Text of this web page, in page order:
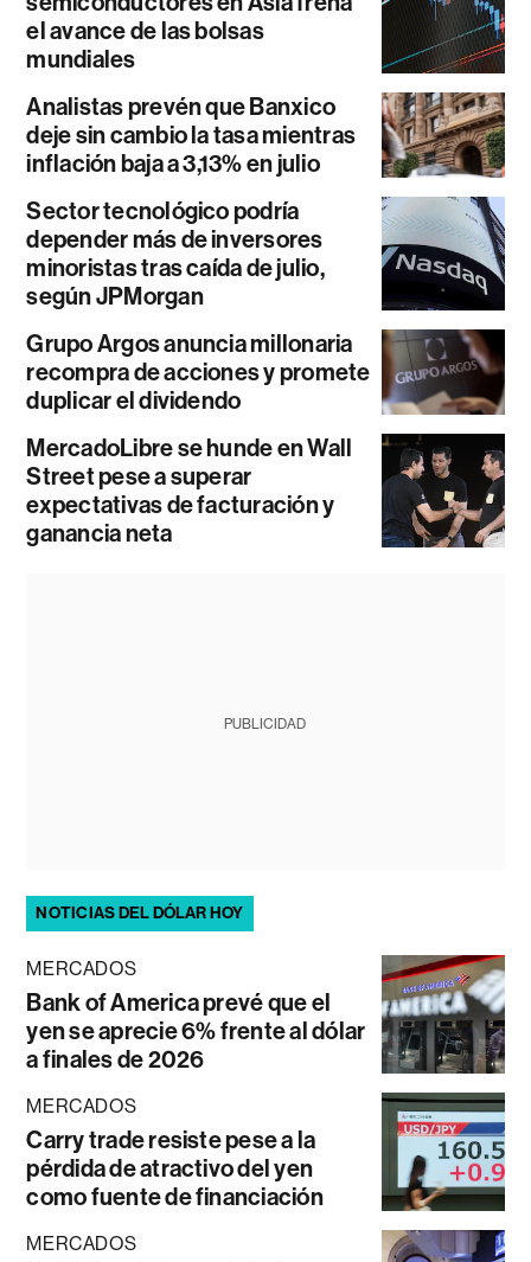
el avance de las bolsas
mundiales
Analistas prevén que Banxico
deje sin cambio la tasa mientras
inflación baja a 3,13% en julio
Sector tecnológico podría
depender más de inversores
minoristas tras caída de julio,
según JPMorgan
Grupo Argos anuncia millonaria
recompra de acciones y promete
duplicar el dividendo
MercadoLibre se hunde en Wall
Street pese a superar
expectativas de facturación y
ganancia neta
PUBLICIDAD
NOTICIAS DEL DÓLAR HOY
MERCADOS
Bank of America prevé que el
yen se aprecie 6% frente al dólar
a finales de 2026
MERCADOS
Carry trade resiste pese a la
pérdida de atractivo del yen
como fuente de financiación
MERCADOS